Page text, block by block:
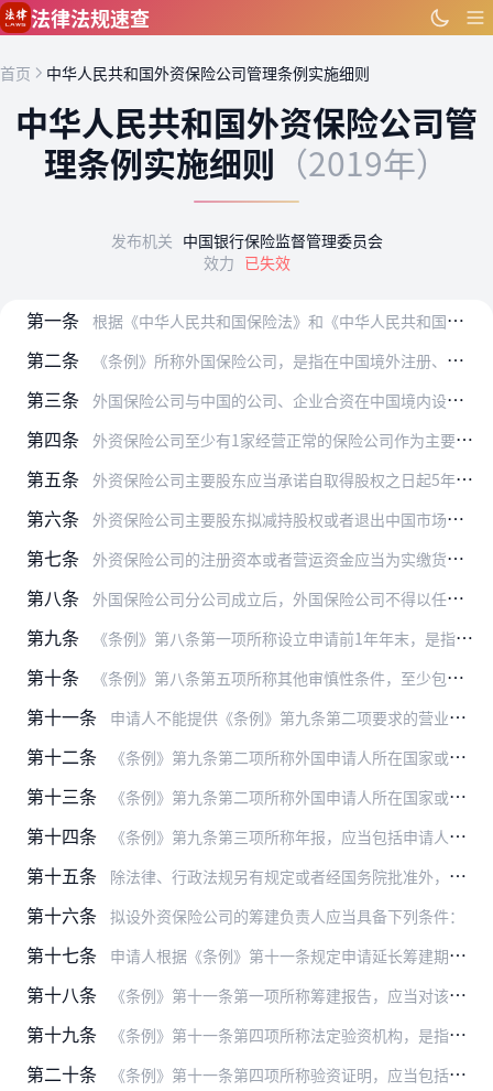
跳到主要内容
法律法规速查
首页 中华人民共和国外资保险公司管理条例实施细则
中华人民共和国外资保险公司管
理条例实施细则 （2019年）
发布机关 中国银行保险监督管理委员会
效力 已失效
第一条 根据《中华人民共和国保险法》和《中华人民共和国外资保险公司管理条例》（以下简称《条例》），制定本细则。
第二条 《条例》所称外国保险公司，是指在中国境外注册、经营保险业务的保险公司。
第三条 外国保险公司与中国的公司、企业合资在中国境内设立经营人身保险业务的合资保险公司（以下简称合资寿险公司），其中外资比例不得超过公司总股本的51%。中国银行保险监督…
第四条 外资保险公司至少有1家经营正常的保险公司作为主要股东，进行股权变更的，变更后至少有1家经营正常的保险公司作为主要股东。
第五条 外资保险公司主要股东应当承诺自取得股权之日起5年内不转让所持有的股权，并在外资保险公司章程中载明。
第六条 外资保险公司主要股东拟减持股权或者退出中国市场的，应当履行股东义务，保证保险公司偿付能力符合监管要求。
第七条 外资保险公司的注册资本或者营运资金应当为实缴货币。
第八条 外国保险公司分公司成立后，外国保险公司不得以任何形式抽回营运资金。
第九条 《条例》第八条第一项所称设立申请前1年年末，是指申请日的上一个会计年度末。
第十条 《条例》第八条第五项所称其他审慎性条件，至少包括下列条件：
第十一条 申请人不能提供《条例》第九条第二项要求的营业执照（副本）的，可以提供营业执照的有效复印件或者有关主管当局出具的该申请人有权经营保险业务的书面证明。
第十二条 《条例》第九条第二项所称外国申请人所在国家或者地区有关主管当局对其符合偿付能力标准的证明，应当包括下列内容之一：
第十三条 《条例》第九条第二项所称外国申请人所在国家或者地区有关主管当局对其申请的意见书，应当包括下列内容：
第十四条 《条例》第九条第三项所称年报，应当包括申请人在申请日的前3个会计年度的资产负债表、利润表和现金流量表。
第十五条 除法律、行政法规另有规定或者经国务院批准外，《条例》第九条第四项所称中国申请人应当符合《保险公司股权管理办法》等相关规定要求。
第十六条 拟设外资保险公司的筹建负责人应当具备下列条件：
第十七条 申请人根据《条例》第十一条规定申请延长筹建期的，应当在筹建期期满之日的前1个月以内向银保监会提交书面申请，并说明理由。
第十八条 《条例》第十一条第一项所称筹建报告，应当对该条其他各项的内容作出综述。
第十九条 《条例》第十一条第四项所称法定验资机构，是指符合银保监会要求的会计师事务所。
第二十条 《条例》第十一条第四项所称验资证明，应当包括下列内容：